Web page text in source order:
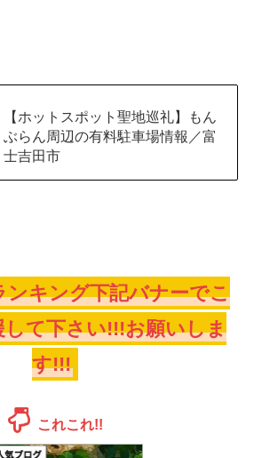
【ホットスポット聖地巡礼】もん
ぶらん周辺の有料駐車場情報／富
士吉田市
ンキング下記バナーでこ
て下さい!!!お願いしま
す!!!
これこれ!!